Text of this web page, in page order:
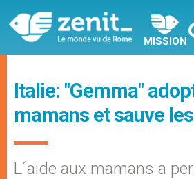
MISSION
Italie: "Gemma"
mamans et sauve
L´aide aux mamans a